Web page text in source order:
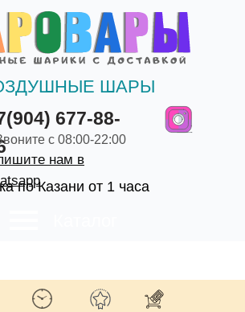
677-88-
ШАРЫ
по Казани от 1 часа
с 08:00-22:00
нам в